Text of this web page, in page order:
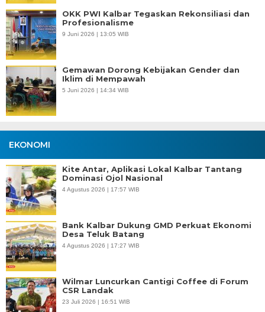
OKK PWI Kalbar Tegaskan Rekonsiliasi dan
Profesionalisme
9 Juni 2026 | 13:05 WIB
Gemawan Dorong Kebijakan Gender dan
Iklim di Mempawah
5 Juni 2026 | 14:34 WIB
EKONOMI
Kite Antar, Aplikasi Lokal Kalbar Tantang
Dominasi Ojol Nasional
4 Agustus 2026 | 17:57 WIB
Bank Kalbar Dukung GMD Perkuat Ekonomi
Desa Teluk Batang
4 Agustus 2026 | 17:27 WIB
Wilmar Luncurkan Cantigi Coffee di Forum
CSR Landak
23 Juli 2026 | 16:51 WIB